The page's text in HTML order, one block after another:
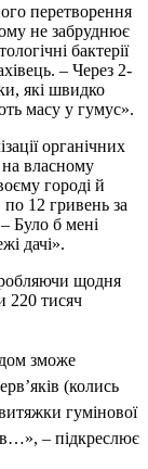
перетворення
не забруднює
бактерії
– Через 2-
які швидко
масу у гумус».
органічних
на власному
городі й
12 гривень за
Було б мені
дачі».
щодня
220 тисяч
зможе
(колись
гумінової
– підкреслює